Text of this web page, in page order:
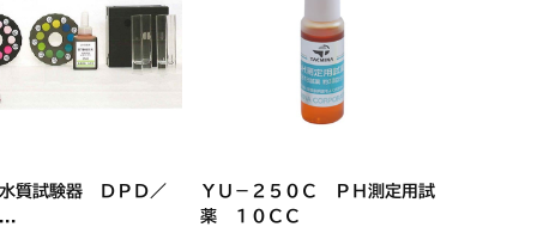
質試験器 ＤＰＤ／
ＹＵ－２５０Ｃ ＰＨ測定用試
薬 １０ＣＣ